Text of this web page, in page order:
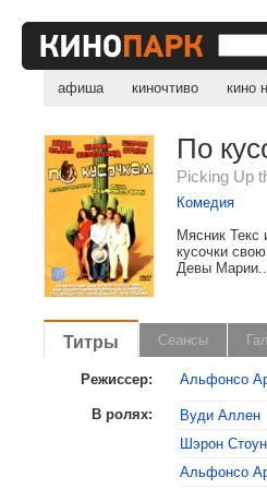
афиша киночтиво кино
По
Picking Up
Комедия
Мясник Текс
кусочки
Девы
Титры Сеансы
Режиссер: Альфонсо
В ролях: Вуди Аллен
Шэрон Стоун
Альфонсо